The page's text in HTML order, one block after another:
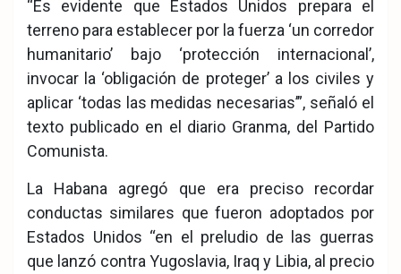
“Es evidente que Estados Unidos prepara el
terreno para establecer por la fuerza ‘un corredor
humanitario’ bajo ‘protección internacional’,
invocar la ‘obligación de proteger’ a los civiles y
aplicar ‘todas las medidas necesarias’”, señaló el
texto publicado en el diario Granma, del Partido
Comunista.
La Habana agregó que era preciso recordar
conductas similares que fueron adoptados por
Estados Unidos “en el preludio de las guerras
que lanzó contra Yugoslavia, Iraq y Libia, al precio